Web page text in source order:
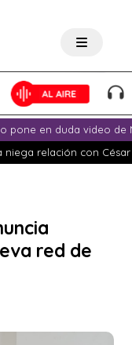
Lo
pone en duda video de
niega relación con
red de